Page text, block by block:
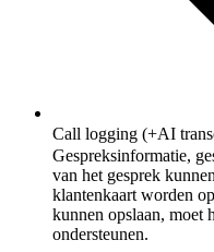
Call logging (+AI
Gespreksinformatie,
van het gesprek
klantenkaart worden
kunnen opslaan, moet
ondersteunen.